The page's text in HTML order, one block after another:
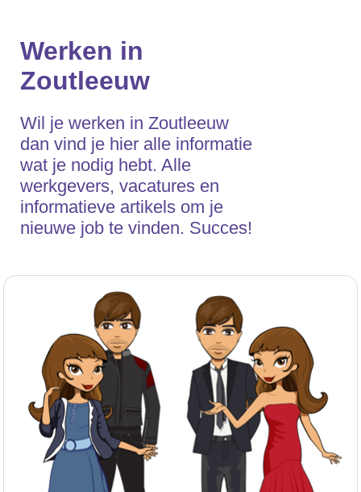
Werken in
Zoutleeuw
Wil je werken in Zoutleeuw
dan vind je hier alle informatie
wat je nodig hebt. Alle
werkgevers, vacatures en
informatieve artikels om je
nieuwe job te vinden. Succes!